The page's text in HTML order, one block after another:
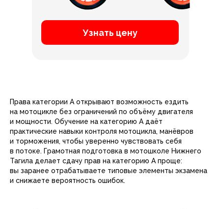
Узнать цену
Права категории А открывают возможность ездить
на мотоцикле без ограничений по объёму двигателя
и мощности. Обучение на категорию А даёт
практические навыки контроля мотоцикла, манёвров
и торможения, чтобы уверенно чувствовать себя
в потоке. Грамотная подготовка в мотошколе Нижнего
Тагила делает сдачу прав на категорию А проще:
вы заранее отрабатываете типовые элементы экзамена
и снижаете вероятность ошибок.